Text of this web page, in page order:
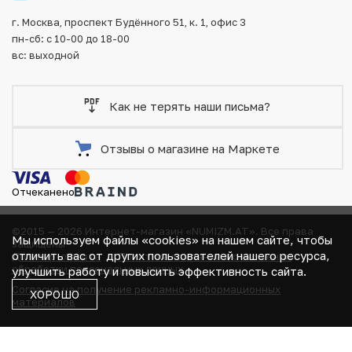
г. Москва, проспект Будённого 51, к. 1, офис 3
пн-сб: с 10-00 до 18-00
вс: выходной
©2015 — 2026 Интернет-магазин «NUMIZM.AT». Все права
защищены
Договор-оферта
Политика компании в отношении
обработки персональных данных
Согласие на получение рекламно-информационных
материалов
Как не терять наши письма?
Отзывы о магазине на Маркете
Отчеканено
Мы используем файлы «cookies» на нашем сайте, чтобы
отличить вас от других пользователей нашего ресурса,
улучшить работу и повысить эффективность сайта.
ХОРОШО